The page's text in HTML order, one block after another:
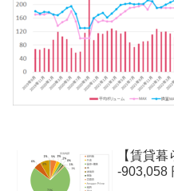
【賃貸
-903,058